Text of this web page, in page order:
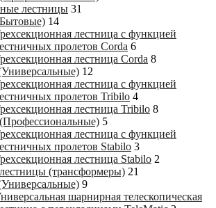
лестницы 31
14
лестница с функцией
пролетов Corda 6
лестница Corda 8
12
лестница с функцией
пролетов Tribilo 4
лестница Tribilo 8
5
лестница с функцией
пролетов Stabilo 3
лестница Stabilo 2
(трансформеры) 21
9
шарнирная телескопическая